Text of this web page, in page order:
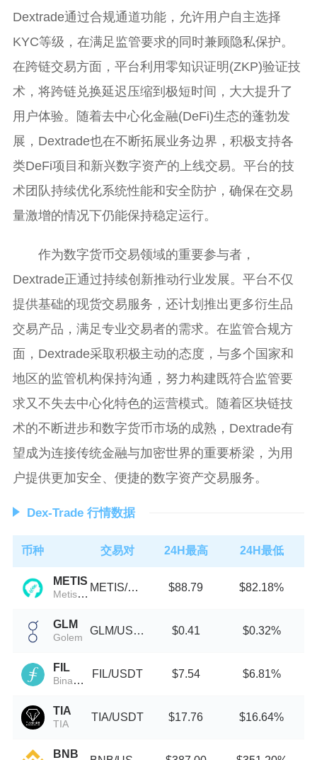
Dextrade通过合规通道功能，允许用户自主选择
KYC等级，在满足监管要求的同时兼顾隐私保护。
在跨链交易方面，平台利用零知识证明(ZKP)验证技
术，将跨链兑换延迟压缩到极短时间，大大提升了
用户体验。随着去中心化金融(DeFi)生态的蓬勃发
展，Dextrade也在不断拓展业务边界，积极支持各
类DeFi项目和新兴数字资产的上线交易。平台的技
术团队持续优化系统性能和安全防护，确保在交易
量激增的情况下仍能保持稳定运行。
作为数字货币交易领域的重要参与者，
Dextrade正通过持续创新推动行业发展。平台不仅
提供基础的现货交易服务，还计划推出更多衍生品
交易产品，满足专业交易者的需求。在监管合规方
面，Dextrade采取积极主动的态度，与多个国家和
地区的监管机构保持沟通，努力构建既符合监管要
求又不失去中心化特色的运营模式。随着区块链技
术的不断进步和数字货币市场的成熟，Dextrade有
望成为连接传统金融与加密世界的重要桥梁，为用
户提供更加安全、便捷的数字资产交易服务。
Dex-Trade 行情数据
币种 交易对 24H最高 24H最低
METIS
MetisDAO
METIS/USDT $88.79 $82.18%
GLM
Golem
GLM/USDT $0.41 $0.32%
FIL
Binance-Peg Filecoin
FIL/USDT $7.54 $6.81%
TIA
TIA
TIA/USDT $17.76 $16.64%
BNB